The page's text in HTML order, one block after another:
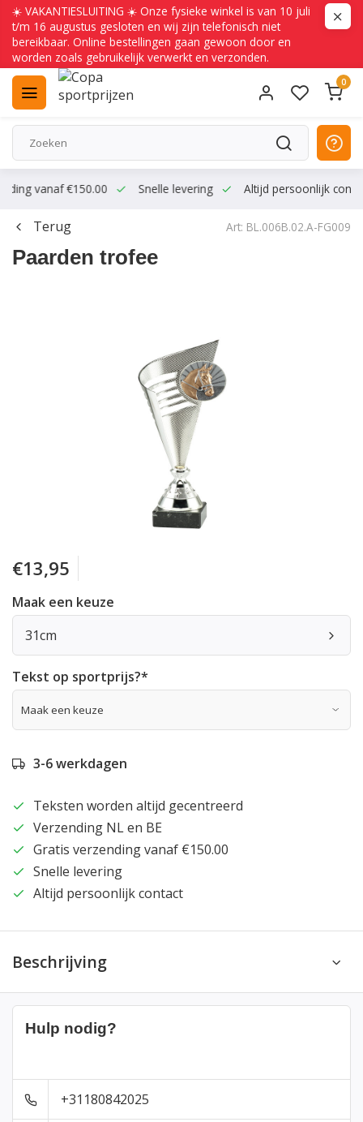
☀️ VAKANTIESLUITING ☀️ Onze fysieke winkel is van 10 juli
t/m 16 augustus gesloten en wij zijn telefonisch niet
bereikbaar. Online bestellingen gaan gewoon door en
worden zoals gebruikelijk verwerkt en verzonden.
0
vanaf €150.00 Snelle levering Altijd persoonlijk
Terug Art: BL.006B.02.A-FG009
Paarden trofee
€13,95
Maak een keuze
31cm
Tekst op sportprijs?*
3-6 werkdagen
Teksten worden altijd gecentreerd
Verzending NL en BE
Gratis verzending vanaf €150.00
Snelle levering
Altijd persoonlijk contact
Beschrijving
Hulp nodig?
+31180842025